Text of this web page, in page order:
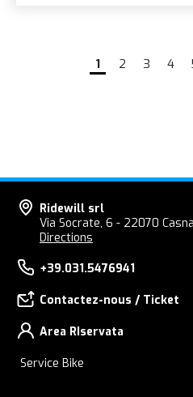
1 2 3 4
Ridewill srl
Via Socrate, 6 - 22070
Directions
+39.031.5476941
Contactez-nous / Ticket
Area RIservata
Service Bike